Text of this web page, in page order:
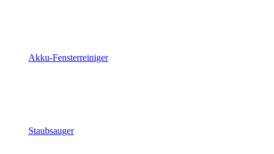
Akku-Fensterreiniger
Staubsauger